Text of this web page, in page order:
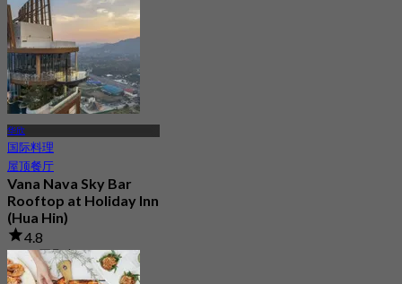
华欣
国际料理
屋顶餐厅
Vana Nava Sky Bar
Rooftop at Holiday Inn
(Hua Hin)
4.8
2.7K 已预订
起฿ 647.5